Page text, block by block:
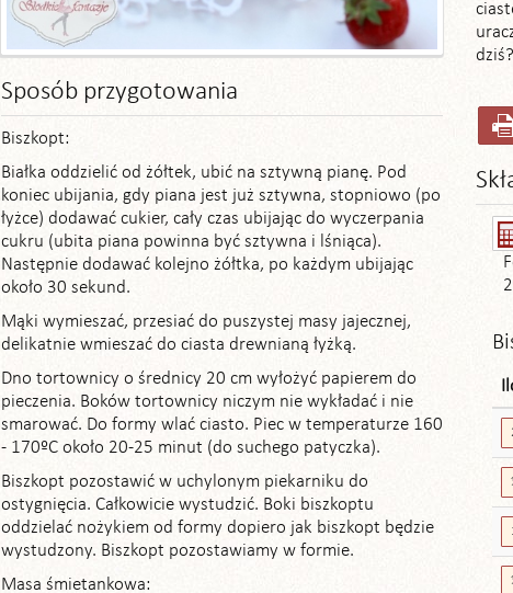
Sposób przygotowania
Biszkopt:
Białka oddzielić od żółtek, ubić na sztywną pianę. Pod
koniec ubijania, gdy piana jest już sztywna, stopniowo (po
łyżce) dodawać cukier, cały czas ubijając do wyczerpania
cukru (ubita piana powinna być sztywna i lśniąca).
Następnie dodawać kolejno żółtka, po każdym ubijając
około 30 sekund.
Mąki wymieszać, przesiać do puszystej masy jajecznej,
delikatnie wmieszać do ciasta drewnianą łyżką.
Dno tortownicy o średnicy 20 cm wyłożyć papierem do
pieczenia. Boków tortownicy niczym nie wykładać i nie
smarować. Do formy wlać ciasto. Piec w temperaturze 160
- 170ºC około 20-25 minut (do suchego patyczka).
Biszkopt pozostawić w uchylonym piekarniku do
ostygnięcia. Całkowicie wystudzić. Boki biszkoptu
oddzielać nożykiem od formy dopiero jak biszkopt będzie
wystudzony. Biszkopt pozostawiamy w formie.
Masa śmietankowa: